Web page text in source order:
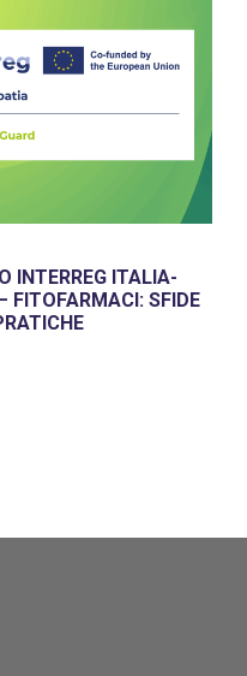
INTERREG ITALIA-
FITOFARMACI: SFIDE